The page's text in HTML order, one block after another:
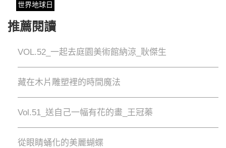
世界地球日
推薦閱讀
VOL.52_一起去庭園美術館納涼_耿傑生
藏在木片雕塑裡的時間魔法
Vol.51_送自己一幅有花的畫_王冠蓁
從眼睛蛹化的美麗蝴蝶